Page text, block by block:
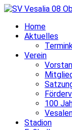
Home
Aktuelles
Verein
100
Stadion